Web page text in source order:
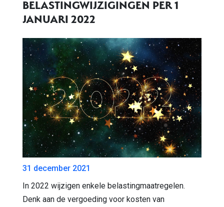
BELASTINGWIJZIGINGEN PER 1
JANUARI 2022
31 december 2021
In 2022 wijzigen enkele belastingmaatregelen.
Denk aan de vergoeding voor kosten van